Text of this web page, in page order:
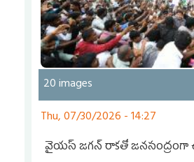
20 images
Thu, 07/30/2026 - 14:27
వైయ‌స్‌ జగన్‌ రాకతో జనసంద్రంగా